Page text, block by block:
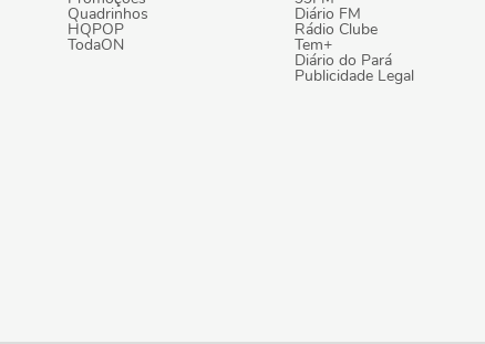
Quadrinhos
HQPOP
TodaON
Diário FM
Rádio Clube
Tem+
Diário do Pará
Publicidade Legal